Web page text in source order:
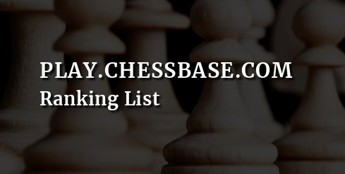
PLAY.CHESSBASE.COM
Ranking List